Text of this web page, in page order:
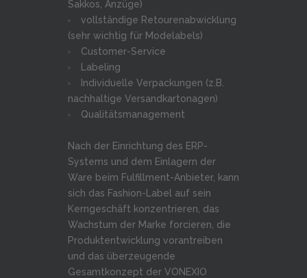
Sakkos, Anzüge)
vollständige Retourenabwicklung
(sehr wichtig für Modelabels)
Customer-Service
Labeling
Individuelle Verpackungen (z.B.
nachhaltige Versandkartonagen)
Qualitätsmanagement
Nach der Einrichtung des ERP-
Systems und dem Einlagern der
Ware beim Fulfillment-Anbieter, kann
sich das Fashion-Label auf sein
Kerngeschäft konzentrieren, das
Wachstum der Marke forcieren, die
Produktentwicklung vorantreiben
und das überzeugende
Gesamtkonzept der VONEXIO